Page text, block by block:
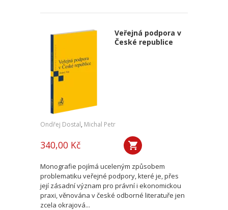
Veřejná podpora v
České republice
Ondřej Dostal, Michal Petr
340,00 Kč
Monografie pojímá uceleným způsobem
problematiku veřejné podpory, které je, přes
její zásadní význam pro právní i ekonomickou
praxi, věnována v české odborné literatuře jen
zcela okrajová...